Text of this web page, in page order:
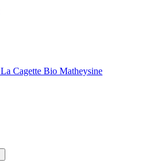
La Cagette Bio Matheysine